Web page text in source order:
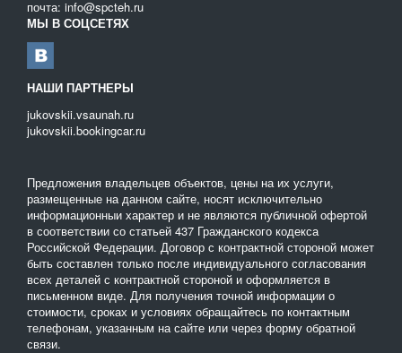
почта: info@spcteh.ru
МЫ В СОЦСЕТЯХ
НАШИ ПАРТНЕРЫ
jukovskii.vsaunah.ru
jukovskii.bookingcar.ru
Предложения владельцев объектов, цены на их услуги,
размещенные на данном сайте, носят исключительно
информационныи характер и не являются публичной офертой
в соответствии со статьей 437 Гражданского кодекса
Российской Федерации. Договор с контрактной стороной может
быть составлен только после индивидуального согласования
всех деталей с контрактной стороной и оформляется в
письменном виде. Для получения точной информации о
стоимости, сроках и условиях обращайтесь по контактным
телефонам, указанным на сайте или через форму обратной
связи.